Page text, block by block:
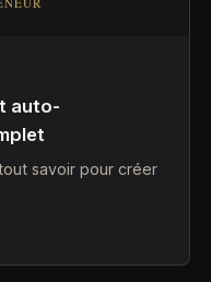
auto-
savoir pour créer